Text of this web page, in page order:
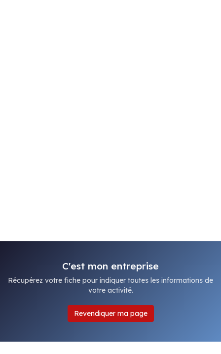
C'est mon entreprise
Récupérez votre fiche pour indiquer toutes les informations de
votre activité.
Revendiquer ma page